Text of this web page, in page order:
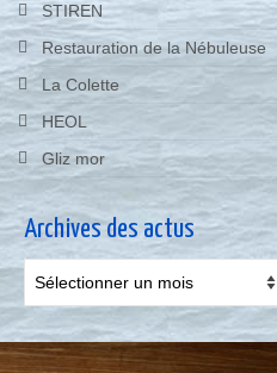
STIREN
Restauration de la Nébuleuse
La Colette
HEOL
Gliz mor
Archives des actus
Archives
des
actus